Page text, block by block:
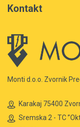
Kontakt
Monti d.o.o. Zvornik
Karakaj 75400
Sremska 2 - TC